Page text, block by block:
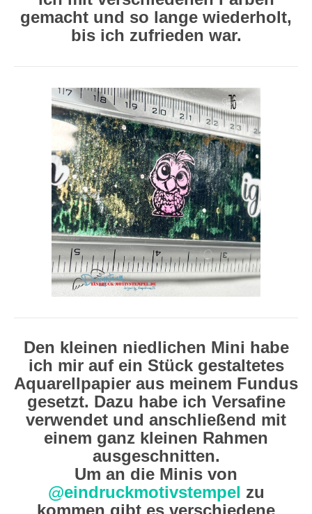
gemacht und so lange wiederholt,
bis ich zufrieden war.
Den kleinen niedlichen Mini habe
ich mir auf ein Stück gestaltetes
Aquarellpapier aus meinem Fundus
gesetzt. Dazu habe ich Versafine
verwendet und anschließend mit
einem ganz kleinen Rahmen
ausgeschnitten.
Um an die Minis von
@eindruckmotivstempel zu